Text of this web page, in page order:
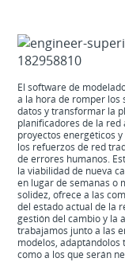
El software de
a la hora de romper los
datos y transformar la
planificadores de la red
proyectos energéticos
los refuerzos de red
de errores humanos.
la viabilidad de nueva
en lugar de semanas o
solidez, ofrece a las
del estado actual de la
gestión del cambio y la
trabajamos junto a las
modelos, adaptándolos
como a los que serán